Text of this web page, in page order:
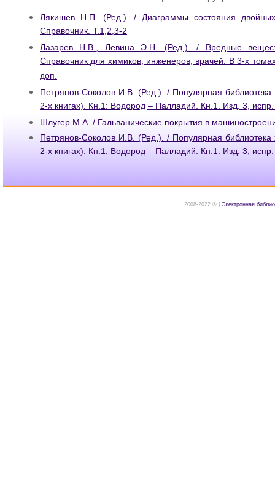
Лякишев Н.П. (Ред.). / Диаграммы состояния двойных
Справочник. Т.1,2,3-2
Лазарев Н.В., Левина Э.Н. (Ред.). / Вредные
Справочник для химиков, инженеров, врачей. В 3-х
доп.
Петрянов-Соколов И.В. (Ред.). / Популярная библиотека
2-х книгах). Кн.1: Водород – Палладий. Кн.1. Изд. 3,
Шлугер М.А. / Гальванические покрытия в
Петрянов-Соколов И.В. (Ред.). / Популярная библиотека
2-х книгах). Кн.1: Водород – Палладий. Кн.1. Изд. 3,
2008-2022 © | Электронная